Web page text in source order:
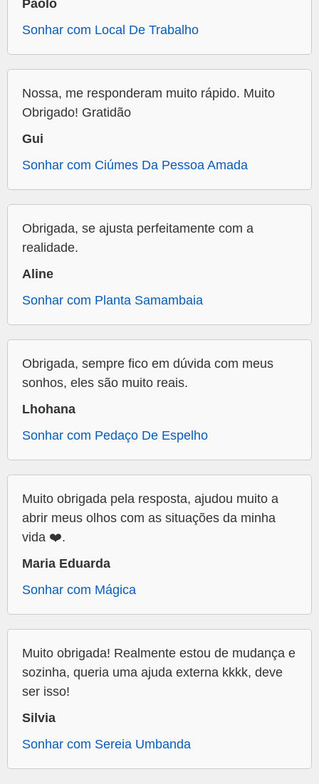
Paolo
Sonhar com Local De Trabalho
Nossa, me responderam muito rápido. Muito
Obrigado! Gratidão
Gui
Sonhar com Ciúmes Da Pessoa Amada
Obrigada, se ajusta perfeitamente com a
realidade.
Aline
Sonhar com Planta Samambaia
Obrigada, sempre fico em dúvida com meus
sonhos, eles são muito reais.
Lhohana
Sonhar com Pedaço De Espelho
Muito obrigada pela resposta, ajudou muito a
abrir meus olhos com as situações da minha
vida ❤️.
Maria Eduarda
Sonhar com Mágica
Muito obrigada! Realmente estou de mudança e
sozinha, queria uma ajuda externa kkkk, deve
ser isso!
Silvia
Sonhar com Sereia Umbanda